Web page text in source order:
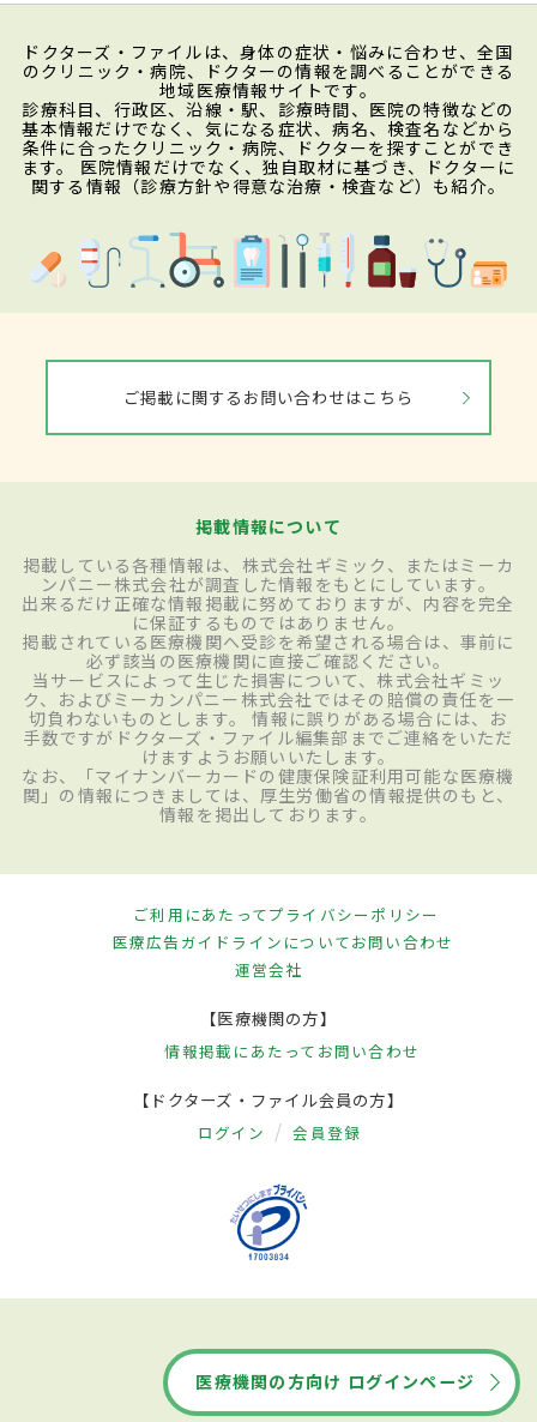
ドクターズ・ファイルは、身体の症状・悩みに合わせ、全国
のクリニック・病院、ドクターの情報を調べることができる
地域医療情報サイトです。
診療科目、行政区、沿線・駅、診療時間、医院の特徴などの
基本情報だけでなく、気になる症状、病名、検査名などから
条件に合ったクリニック・病院、ドクターを探すことができ
ます。 医院情報だけでなく、独自取材に基づき、ドクターに
関する情報（診療方針や得意な治療・検査など）も紹介。
ご掲載に関するお問い合わせはこちら
掲載情報について
掲載している各種情報は、株式会社ギミック、またはミーカ
ンパニー株式会社が調査した情報をもとにしています。
出来るだけ正確な情報掲載に努めておりますが、内容を完全
に保証するものではありません。
掲載されている医療機関へ受診を希望される場合は、事前に
必ず該当の医療機関に直接ご確認ください。
当サービスによって生じた損害について、株式会社ギミッ
ク、およびミーカンパニー株式会社ではその賠償の責任を一
切負わないものとします。 情報に誤りがある場合には、お
手数ですがドクターズ・ファイル編集部までご連絡をいただ
けますようお願いいたします。
なお、「マイナンバーカードの健康保険証利用可能な医療機
関」の情報につきましては、厚生労働省の情報提供のもと、
情報を掲出しております。
ご利用にあたってプライバシーポリシー
医療広告ガイドラインについてお問い合わせ
運営会社
【医療機関の方】
情報掲載にあたって お問い合わせ
【ドクターズ・ファイル会員の方】
ログイン 会員登録
医療機関の方向け ログインページ